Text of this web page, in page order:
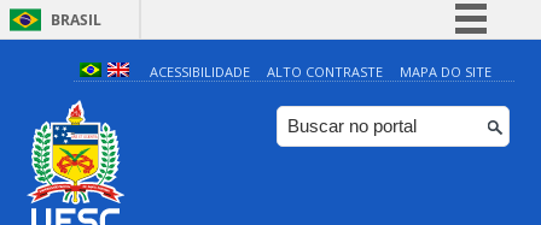
BRASIL
Simplifique!
Comunica BR
Participe
ACESSIBILIDADE ALTO CONTRASTE MAPA DO SITE